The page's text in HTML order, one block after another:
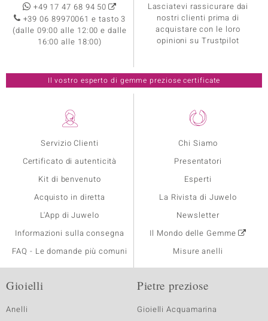
Servizio Clienti
Certificato di autenticità
Kit di benvenuto
Acquisto in diretta
L'App di Juwelo
Informazioni sulla consegna
FAQ - Le domande più comuni
Chi Siamo
Presentatori
Esperti
La Rivista di Juwelo
Newsletter
Il Mondo delle Gemme
Misure anelli
+49 17 47 68 94 50
+39 06 89970061 e tasto 3
(dalle 09:00 alle 12:00 e dalle
16:00 alle 18:00)
Lasciatevi rassicurare dai
nostri clienti prima di
acquistare con le loro
opinioni su Trustpilot
Il vostro esperto di gemme preziose certificate
Gioielli
Anelli
Pietre preziose
Gioielli Acquamarina